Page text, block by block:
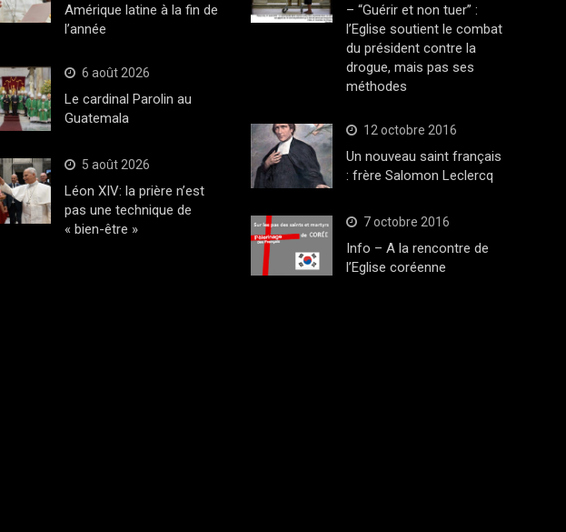
Amérique latine à la fin de
l’année
6 août 2026
Le cardinal Parolin au
Guatemala
5 août 2026
Léon XIV: la prière n’est
pas une technique de
« bien-être »
– “Guérir et non tuer” :
l’Eglise soutient le combat
du président contre la
drogue, mais pas ses
méthodes
12 octobre 2016
Un nouveau saint français
: frère Salomon Leclercq
7 octobre 2016
Info – A la rencontre de
l’Eglise coréenne